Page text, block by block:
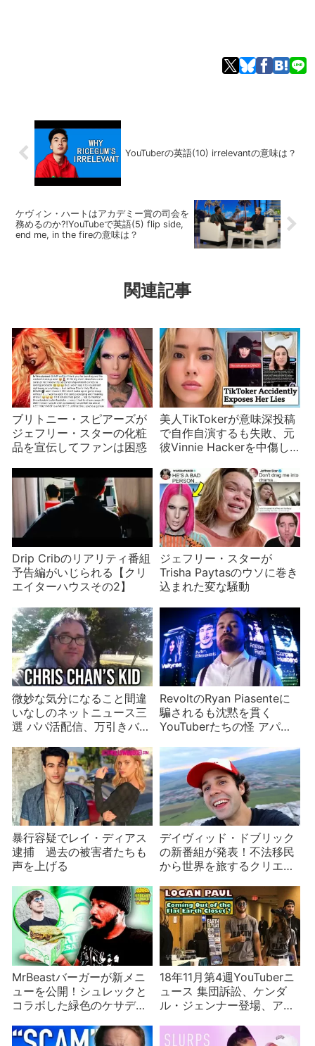
YouTuberの英語(10) irrelevantの意味は？
ケヴィン・ハートはアカデミー賞の司会を
務めるのか⁈YouTubeで英語(5) flip side,
end me, in the fireの意味は？
関連記事
ブリトニー・スピアーズが
ジェフリー・スターの化粧
品を宣伝してファンは困惑
美人TikTokerが意味深投稿
で自作自演するも失敗、元
彼Vinnie Hackerを中傷し
Drip Cribのリアリティ番組
予告編がいじられる【クリ
エイターハウスその2】
ジェフリー・スターが
Trisha Paytasのウソに巻き
込まれた変な騒動
微妙な気分になること間違
いなしのネットニュース三
選 パパ活配信、万引きバ
瀬は2024年もおかしい
RevoltのRyan Piasenteに
騙されるも沈黙を貫く
YouTuberたちの怪 アパレ
た？
暴行容疑でレイ・ディアス
逮捕 過去の被害者たちも
声を上げる
デイヴィッド・ドブリック
の新番組が発表！不法移民
から世界を旅するクリエイ
MrBeastバーガーが新メニ
ューを公開！シュレックと
コラボした緑色のケサディ
18年11月第4週YouTuberニ
ュース 集団訴訟、ケンダ
ル・ジェンナー登場、アカ